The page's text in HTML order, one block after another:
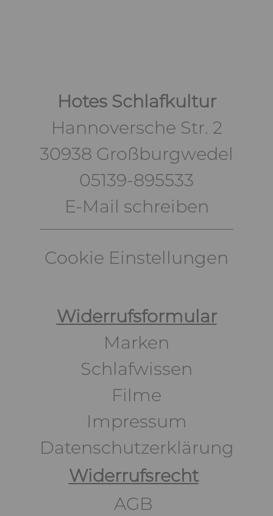
Hotes Schlafkultur
Hannoversche Str. 2
30938 Großburgwedel
05139-895533
E-Mail schreiben
Cookie Einstellungen
Widerrufsformular
Marken
Schlafwissen
Filme
Impressum
Datenschutzerklärung
Widerrufsrecht
AGB